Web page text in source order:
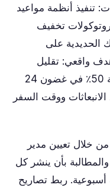
تنفيذ أنظمة مواعيد
تخفيف
الحديدية على
واقعي: تقليل
الشاحنات التي تنتظر الوصول بنسبة 50٪ في غضون 24
ووقت السفر
خلال تعيين مدير
بأن ينشر كل
ربط تصاريح